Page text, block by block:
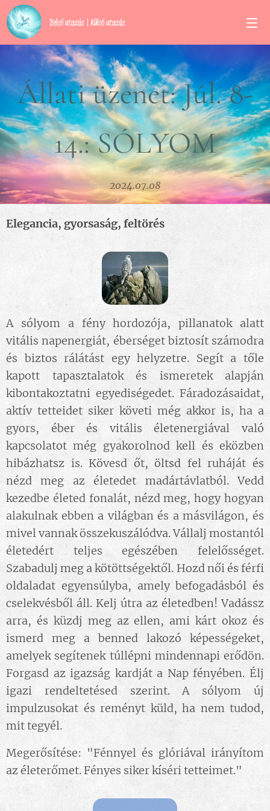
Belső utazás | Külső utazás
Állati üzenet: Júl. 8-
14.: SÓLYOM
2024.07.08
Elegancia, gyorsaság, feltörés
A sólyom a fény hordozója, pillanatok alatt
vitális napenergiát, éberséget biztosít számodra
és biztos rálátást egy helyzetre. Segít a tőle
kapott tapasztalatok és ismeretek alapján
kibontakoztatni egyediségedet. Fáradozásaidat,
aktív tetteidet siker követi még akkor is, ha a
gyors, éber és vitális életenergiával való
kapcsolatot még gyakorolnod kell és eközben
hibázhatsz is. Kövesd őt, öltsd fel ruháját és
nézd meg az életedet madártávlatból. Vedd
kezedbe életed fonalát, nézd meg, hogy hogyan
alakulnak ebben a világban és a másvilágon, és
mivel vannak összekuszálódva. Vállalj mostantól
életedért teljes egészében felelősséget.
Szabadulj meg a kötöttségektől. Hozd női és férfi
oldaladat egyensúlyba, amely befogadásból és
cselekvésből áll. Kelj útra az életedben! Vadássz
arra, és küzdj meg az ellen, ami kárt okoz és
ismerd meg a benned lakozó képességeket,
amelyek segítenek túllépni mindennapi erődön.
Forgasd az igazság kardját a Nap fényében. Élj
igazi rendeltetésed szerint. A sólyom új
impulzusokat és reményt küld, ha nem tudod,
mit tegyél.
Megerősítése: "Fénnyel és glóriával irányítom
az életerőmet. Fényes siker kíséri tetteimet."